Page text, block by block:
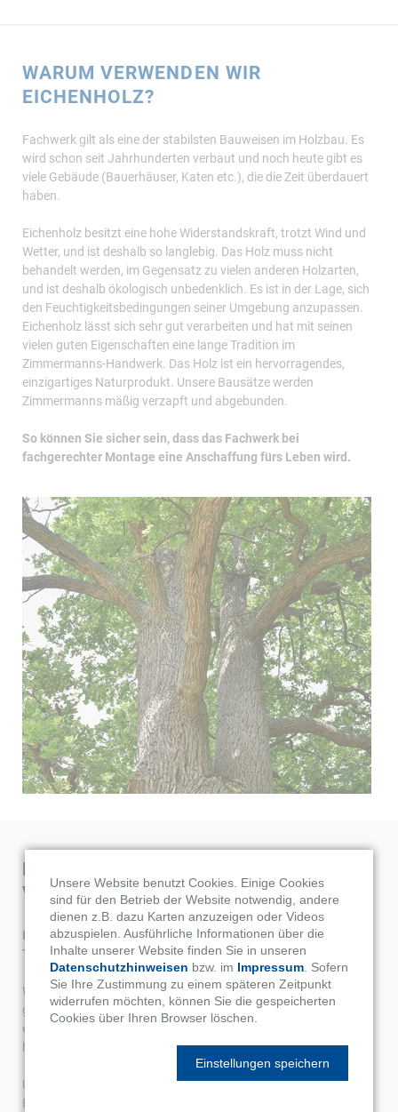
WARUM VERWENDEN WIR
EICHENHOLZ?
Fachwerk gilt als eine der stabilsten Bauweisen im Holzbau. Es
wird schon seit Jahrhunderten verbaut und noch heute gibt es
viele Gebäude (Bauerhäuser, Katen etc.), die die Zeit überdauert
haben.
Eichenholz besitzt eine hohe Widerstandskraft, trotzt Wind und
Wetter, und ist deshalb so langlebig. Das Holz muss nicht
behandelt werden, im Gegensatz zu vielen anderen Holzarten,
und ist deshalb ökologisch unbedenklich. Es ist in der Lage, sich
den Feuchtigkeitsbedingungen seiner Umgebung anzupassen.
Eichenholz lässt sich sehr gut verarbeiten und hat mit seinen
vielen guten Eigenschaften eine lange Tradition im
Zimmermanns-Handwerk. Das Holz ist ein hervorragendes,
einzigartiges Naturprodukt. Unsere Bausätze werden
Zimmermanns mäßig verzapft und abgebunden.
So können Sie sicher sein, dass das Fachwerk bei
fachgerechter Montage eine Anschaffung fürs Leben wird.
DIE FACHWERK-REMISE IN IHRER
VIELFALT
Die Fachwerk-Remise ist ein Gebäude mit langer
Tradition.
Was zunächst als Unterstand für Fuhrwerke und Pferde
gedacht war, entwickelte sich im Laufe der Jahrzehnte zu
einem hochgeschätzten, multifunktionalen Raum, der auch
heute noch in offener oder geschlossener Form gebaut wird.
Ursprünglich im ländlichen Raum verankert, finden
Fachwerk-Remisen aber auch immer mehr Liebhaber im
Unsere Website benutzt Cookies. Einige Cookies
sind für den Betrieb der Website notwendig, andere
dienen z.B. dazu Karten anzuzeigen oder Videos
abzuspielen. Ausführliche Informationen über die
Inhalte unserer Website finden Sie in unseren
Datenschutzhinweisen bzw. im Impressum . Sofern
Sie Ihre Zustimmung zu einem späteren Zeitpunkt
widerrufen möchten, können Sie die gespeicherten
Cookies über Ihren Browser löschen.
Einstellungen speichern